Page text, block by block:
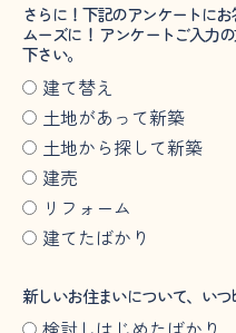
さらに！下記のアンケートに
ムーズに！ アンケートご入力
下さい。
建て替え
土地があって新築
土地から探して新築
建売
リフォーム
建てたばかり
新しいお住まいについて、い